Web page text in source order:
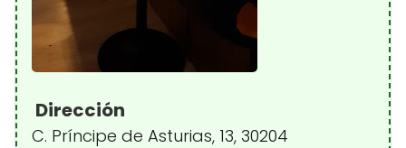
Dirección
C. Príncipe de Asturias, 13, 30204